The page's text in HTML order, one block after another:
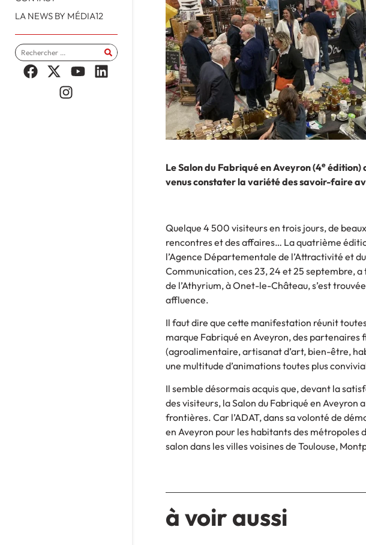
LA NEWS BY MÉDIA12
Le Salon du Fabriqué en Aveyron (4e édition)
venus constater la variété des savoir-faire
Quelque 4 500 visiteurs en trois jours, de
rencontres et des affaires… La quatrième
l’Agence Départementale de l’Attractivité et
Communication, ces 23, 24 et 25 septembre,
de l’Athyrium, à Onet-le-Château, s’est
affluence.
Il faut dire que cette manifestation réunit
marque Fabriqué en Aveyron, des partenaires
(agroalimentaire, artisanat d’art, bien-être,
une multitude d’animations toutes plus
Il semble désormais acquis que, devant la
des visiteurs, la Salon du Fabriqué en Aveyron
frontières. Car l’ADAT, dans sa volonté de
en Aveyron pour les habitants des métropoles
salon dans les villes voisines de Toulouse,
à voir aussi